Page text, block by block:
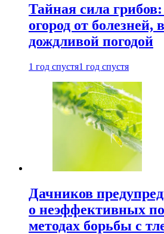
Тайная сила
огород от
дождливой погодой
1 год спустя1 год спустя
Дачников
о неэффективных
методах борьбы с